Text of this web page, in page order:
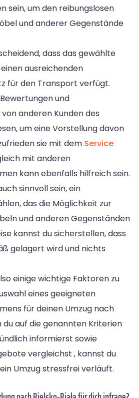
sein, um den reibungslosen
und anderer Gegenstände
dass das gewählte
ausreichenden
für den Transport verfügt.
und
anderen Kunden des
um eine Vorstellung davon
sie mit dem Service
mit anderen
kann ebenfalls hilfreich sein.
sinnvoll sein, ein
das die Möglichkeit zur
und anderen Gegenständen
kannst du sicherstellen, dass
gelagert wird und nichts
einige wichtige Faktoren zu
eines geeigneten
für deinen Umzug nach
du auf die genannten Kriterien
informierst sowie
vergleichst , kannst du
Umzug stressfrei verläuft.